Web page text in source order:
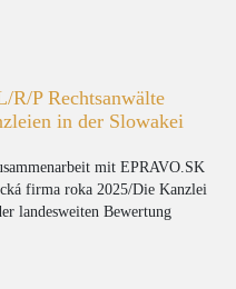
R/P Rechtsanwälte
in der Slowakei
mit EPRAVO.SK
firma roka 2025/Die Kanzlei
landesweiten Bewertung